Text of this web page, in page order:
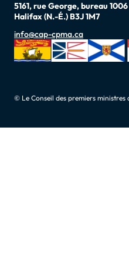
5161, rue George, bureau 1006
Halifax (N.-É.) B3J 1M7
info@cap-cpma.ca
© Le Conseil des premiers ministres